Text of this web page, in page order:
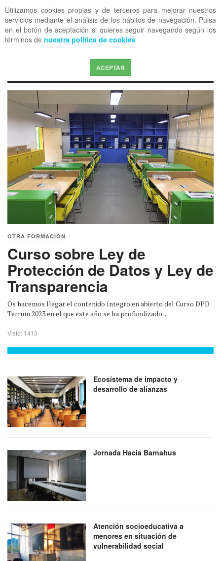
Utilizamos cookies propias y de terceros para mejorar nuestros
servicios mediante el análisis de los hábitos de navegación. Pulsa
en el botón de aceptación si quieres seguir navegando según los
términos de nuestra política de cookies
ACEPTAR
OFF CANVAS
OTRA FORMACIÓN
Curso sobre Ley de
Protección de Datos y Ley de
Transparencia
Os hacemos llegar el contenido íntegro en abierto del Curso DPD
Terrum 2023 en el que este año se ha profundizado ...
Visto: 1413
Ecosistema de impacto y
desarrollo de alianzas
Jornada Hacia Barnahus
Atención socioeducativa a
menores en situación de
vulnerabilidad social